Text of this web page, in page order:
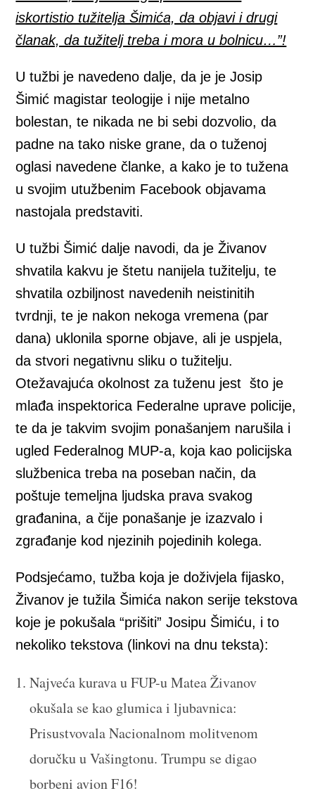
iskortistio tužitelja Šimića, da objavi i drugi
članak, da tužitelj treba i mora u bolnicu…”!
U tužbi je navedeno dalje, da je je Josip
Šimić magistar teologije i nije metalno
bolestan, te nikada ne bi sebi dozvolio, da
padne na tako niske grane, da o tuženoj
oglasi navedene članke, a kako je to tužena
u svojim utužbenim Facebook objavama
nastojala predstaviti.
U tužbi Šimić dalje navodi, da je Živanov
shvatila kakvu je štetu nanijela tužitelju, te
shvatila ozbiljnost navedenih neistinitih
tvrdnji, te je nakon nekoga vremena (par
dana) uklonila sporne objave, ali je uspjela,
da stvori negativnu sliku o tužitelju.
Otežavajuća okolnost za tuženu jest što je
mlađa inspektorica Federalne uprave policije,
te da je takvim svojim ponašanjem narušila i
ugled Federalnog MUP-a, koja kao policijska
službenica treba na poseban način, da
poštuje temeljna ljudska prava svakog
građanina, a čije ponašanje je izazvalo i
zgrađanje kod njezinih pojedinih kolega.
Podsjećamo, tužba koja je doživjela fijasko,
Živanov je tužila Šimića nakon serije tekstova
koje je pokušala “prišiti” Josipu Šimiću, i to
nekoliko tekstova (linkovi na dnu teksta):
Najveća kurava u FUP-u Matea Živanov
okušala se kao glumica i ljubavnica:
Prisustvovala Nacionalnom molitvenom
doručku u Vašingtonu. Trumpu se digao
borbeni avion F16!